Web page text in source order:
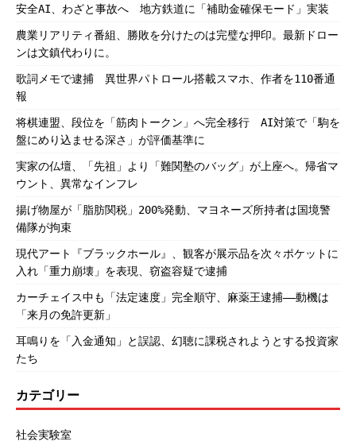
安全AI、わざと事故へ 地方鉄道に「補助金確保モード」実装
農業リアリティ番組、勝敗を分けたのは完璧な押印。最新ドロー
ンは文鎮代わりに。
歌詞メモで逮捕 異世界パトロール搭載スマホ、作者を110番通
報
将棋連盟、段位を「筋肉トークン」へ完全移行 AI対策で「駒を
盤にめり込ませる深さ」が評価基準に
実家の仏壇、「先祖」より「難関塾のバッグ」が上座へ。帰省マ
ウント、異常なインフレ
揚げ物屋が「脂肪関税」200%発動、マヨネーズ所持者は国境警
備隊が拘束
現代アート『ブラックホール』、観客が展示品を次々ポケットに
入れ「重力崩壊」を表現、窃盗容疑で逮捕
カーチェイス中も「法定速度」完全順守、麻薬王逮捕――動機は
「来月の免許更新」
耳鳴りを「入金通知」と誤認、幻聴に課税されようとする投資家
たち
カテゴリー
社会実験室